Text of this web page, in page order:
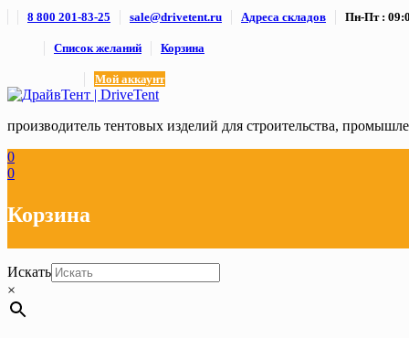
Skip8 800 201-83-25 sale@drivetent.ru Адреса складов Пн-Пт :
Список желаний Корзина
Мой аккаунт
производитель тентовых изделий для строительства,
0
0
Корзина
Искать
×